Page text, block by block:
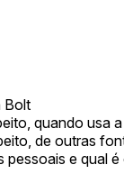
Bolt
quando usa
de outras
e qual